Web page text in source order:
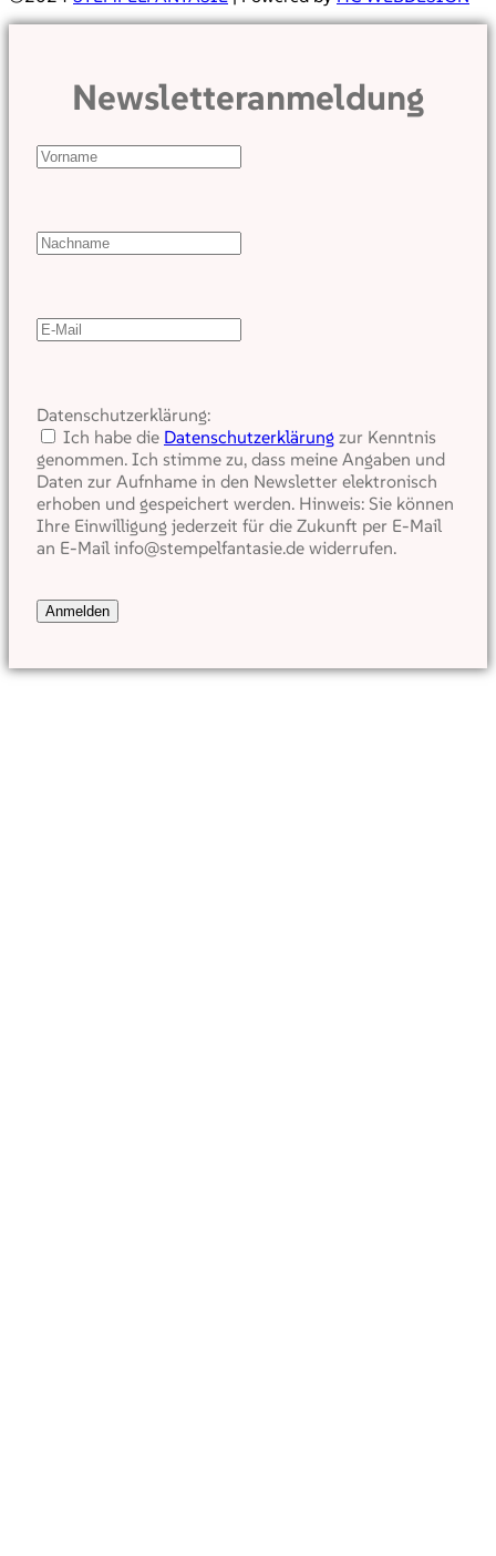
Newsletteranmeldung
Datenschutzerklärung:
Ich habe die Datenschutzerklärung zur Kenntnis
genommen. Ich stimme zu, dass meine Angaben und
Daten zur Aufnhame in den Newsletter elektronisch
erhoben und gespeichert werden. Hinweis: Sie können
Ihre Einwilligung jederzeit für die Zukunft per E-Mail
an E-Mail info@stempelfantasie.de widerrufen.